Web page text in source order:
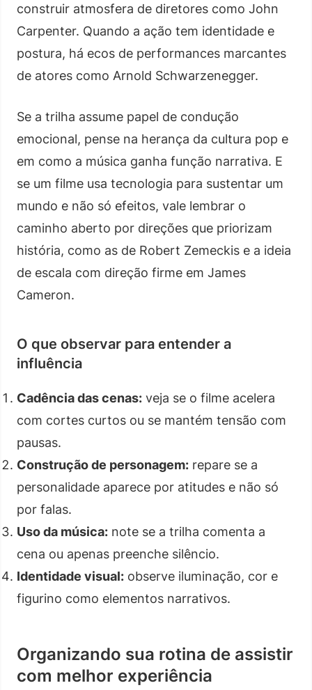
construir atmosfera de diretores como John
Carpenter. Quando a ação tem identidade e
postura, há ecos de performances marcantes
de atores como Arnold Schwarzenegger.
Se a trilha assume papel de condução
emocional, pense na herança da cultura pop e
em como a música ganha função narrativa. E
se um filme usa tecnologia para sustentar um
mundo e não só efeitos, vale lembrar o
caminho aberto por direções que priorizam
história, como as de Robert Zemeckis e a ideia
de escala com direção firme em James
Cameron.
O que observar para entender a
influência
Cadência das cenas: veja se o filme acelera
com cortes curtos ou se mantém tensão com
pausas.
Construção de personagem: repare se a
personalidade aparece por atitudes e não só
por falas.
Uso da música: note se a trilha comenta a
cena ou apenas preenche silêncio.
Identidade visual: observe iluminação, cor e
figurino como elementos narrativos.
Organizando sua rotina de assistir
com melhor experiência